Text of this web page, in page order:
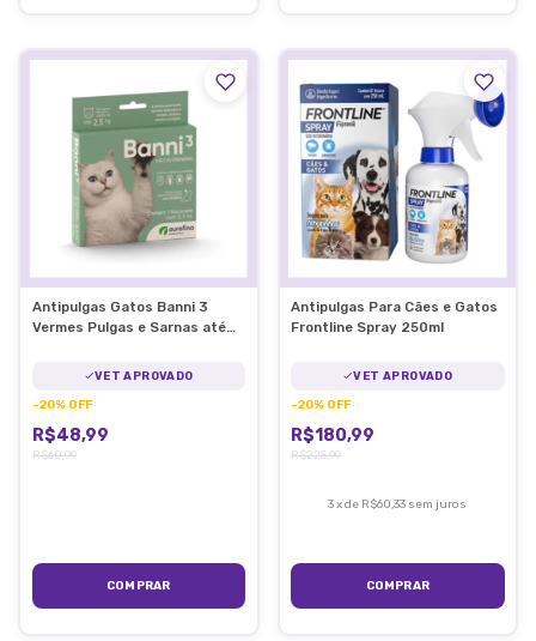
Antipulgas Gatos Banni 3
Vermes Pulgas e Sarnas até
VET APROVADO
-20% OFF
R$48,99
R$60,99
Antipulgas Para Cães e Gatos
Frontline Spray 250ml
VET APROVADO
-20% OFF
R$180,99
R$225,99
3xde R$60,33 sem juros